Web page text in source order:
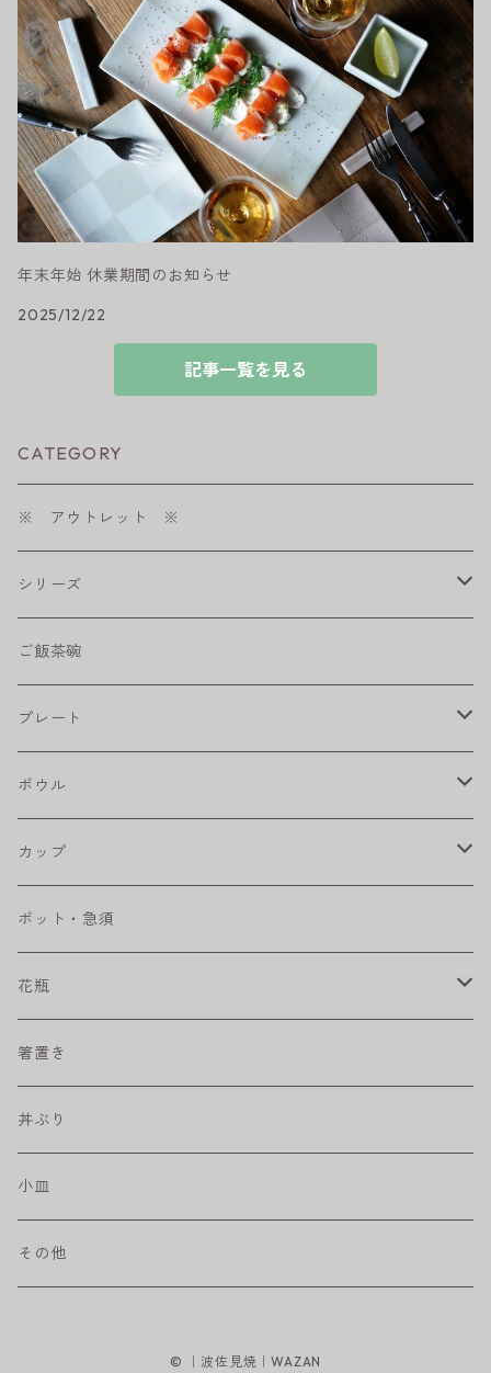
年末年始 休業期間のお知らせ
2025/12/22
記事一覧を見る
CATEGORY
※ アウトレット ※
シリーズ
shabby chic style
フラワーパレード
八角シリーズ
RONDE
ベベルボウル
プリーツ
藍駒
ワビカップ
ハンディ小皿
和ミモザ
ご飯茶碗
プレート
楕円皿
丸皿
長皿
角皿
取皿
盛皿
カレー＆パスタ皿
ボウル
大鉢
中鉢
小鉢
カップ
カップ
マグカップ
フリーカップ
そば猪口
ポット・急須
花瓶
水差し
箸置き
丼ぶり
小皿
その他
© ｜波佐見焼｜WAZAN